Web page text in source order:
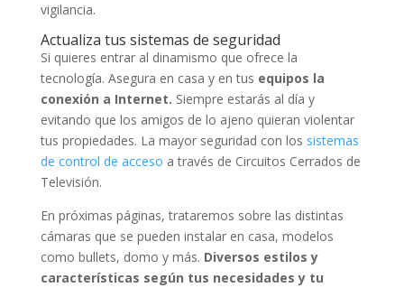
vigilancia.
Actualiza tus sistemas de seguridad
Si quieres entrar al dinamismo que ofrece la
tecnología. Asegura en casa y en tus equipos la
conexión a Internet. Siempre estarás al día y
evitando que los amigos de lo ajeno quieran violentar
tus propiedades. La mayor seguridad con los sistemas
de control de acceso a través de Circuitos Cerrados de
Televisión.
En próximas páginas, trataremos sobre las distintas
cámaras que se pueden instalar en casa, modelos
como bullets, domo y más. Diversos estilos y
características según tus necesidades y tu